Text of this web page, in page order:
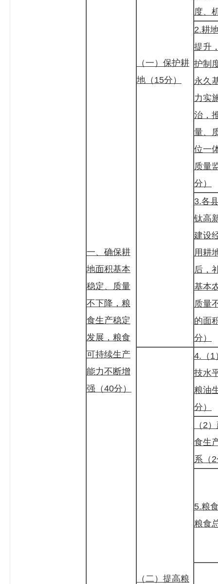
一、确保耕
地面积基本
稳定、质量
不下降，粮
食生产稳定
发展，粮食
可持续生产
能力不断增
强（40分）
（一）保护耕
地（15分）
度、
2.耕
提升
护制
永久
力实
治，
量、
位一
质量
分）
3.各
钛高
建设
用耕
后，
基本
质量
的面
分）
（二）提高粮
4.（1
技水
粮油
分）
（2
食生
系（
5.粮
粮食